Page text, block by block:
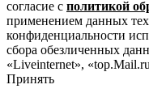
согласие с политикой
применением данных
конфиденциальности
сбора обезличенных
«Liveinternet»,
Принять